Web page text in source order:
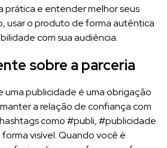
prática e entender melhor seus
usar o produto de forma autêntica
com sua audiência.
sobre a parceria
uma publicidade é uma obrigação
a relação de confiança com
como #publi, #publicidade
visível. Quando você é